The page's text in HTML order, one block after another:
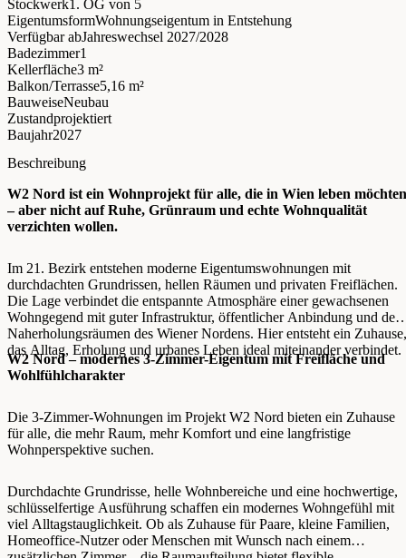
Stockwerk1. OG von 5
EigentumsformWohnungseigentum in Entstehung
Verfügbar abJahreswechsel 2027/2028
Badezimmer1
Kellerfläche3 m²
Balkon/Terrasse5,16 m²
BauweiseNeubau
Zustandprojektiert
Baujahr2027
Beschreibung
W2 Nord ist ein Wohnprojekt für alle, die in Wien leben möchten
– aber nicht auf Ruhe, Grünraum und echte Wohnqualität
verzichten wollen.
Im 21. Bezirk entstehen moderne Eigentumswohnungen mit
durchdachten Grundrissen, hellen Räumen und privaten Freiflächen.
Die Lage verbindet die entspannte Atmosphäre einer gewachsenen
Wohngegend mit guter Infrastruktur, öffentlicher Anbindung und den
Naherholungsräumen des Wiener Nordens. Hier entsteht ein Zuhause,
das Alltag, Erholung und urbanes Leben ideal miteinander verbindet.
W2 Nord – modernes 3-Zimmer-Eigentum mit Freifläche und
Wohlfühlcharakter
Die 3-Zimmer-Wohnungen im Projekt W2 Nord bieten ein Zuhause
für alle, die mehr Raum, mehr Komfort und eine langfristige
Wohnperspektive suchen.
Durchdachte Grundrisse, helle Wohnbereiche und eine hochwertige,
schlüsselfertige Ausführung schaffen ein modernes Wohngefühl mit
viel Alltagstauglichkeit. Ob als Zuhause für Paare, kleine Familien,
Homeoffice-Nutzer oder Menschen mit Wunsch nach einem